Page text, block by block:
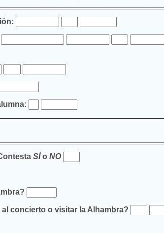
SÍo NO
concierto o visitar la Alhambra?